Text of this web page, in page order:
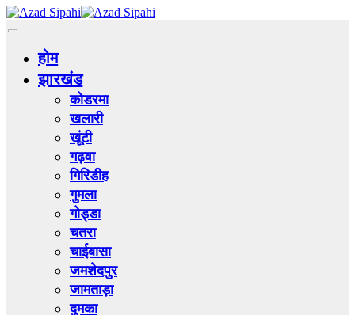
होम
झारखंड
कोडरमा
खलारी
खूंटी
गढ़वा
गिरिडीह
गुमला
गोड्डा
चतरा
चाईबासा
जमशेदपुर
जामताड़ा
दुमका